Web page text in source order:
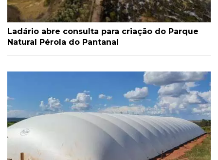
Ladário abre consulta para criação do Parque
Natural Pérola do Pantanal